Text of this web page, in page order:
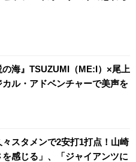
の海』TSUZUMI（ME:I）×尾上
ル・アドベンチャーで美声を
々スタメンで2安打1打点！山崎
を感じる」、「ジャイアンツに